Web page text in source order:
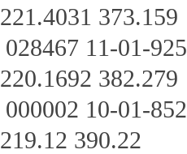
373.159
11-01-
382.279
10-01-
390.22